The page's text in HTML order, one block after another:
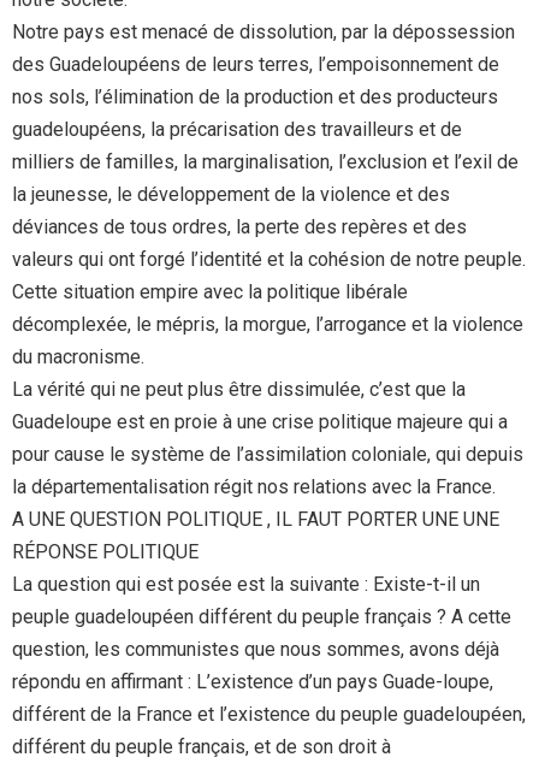
Notre pays est menacé de dissolution, par la dépossession
des Guadeloupéens de leurs terres, l’empoisonnement de
nos sols, l’élimination de la production et des producteurs
guadeloupéens, la précarisation des travailleurs et de
milliers de familles, la marginalisation, l’exclusion et l’exil de
la jeunesse, le développement de la violence et des
déviances de tous ordres, la perte des repères et des
valeurs qui ont forgé l’identité et la cohésion de notre peuple.
Cette situation empire avec la politique libérale
décomplexée, le mépris, la morgue, l’arrogance et la violence
du macronisme.
La vérité qui ne peut plus être dissimulée, c’est que la
Guadeloupe est en proie à une crise politique majeure qui a
pour cause le système de l’assimilation coloniale, qui depuis
la départementalisation régit nos relations avec la France.
A UNE QUESTION POLITIQUE , IL FAUT PORTER UNE UNE
RÉPONSE POLITIQUE
La question qui est posée est la suivante : Existe-t-il un
peuple guadeloupéen différent du peuple français ? A cette
question, les communistes que nous sommes, avons déjà
répondu en affirmant : L’existence d’un pays Guade-loupe,
différent de la France et l’existence du peuple guadeloupéen,
différent du peuple français, et de son droit à